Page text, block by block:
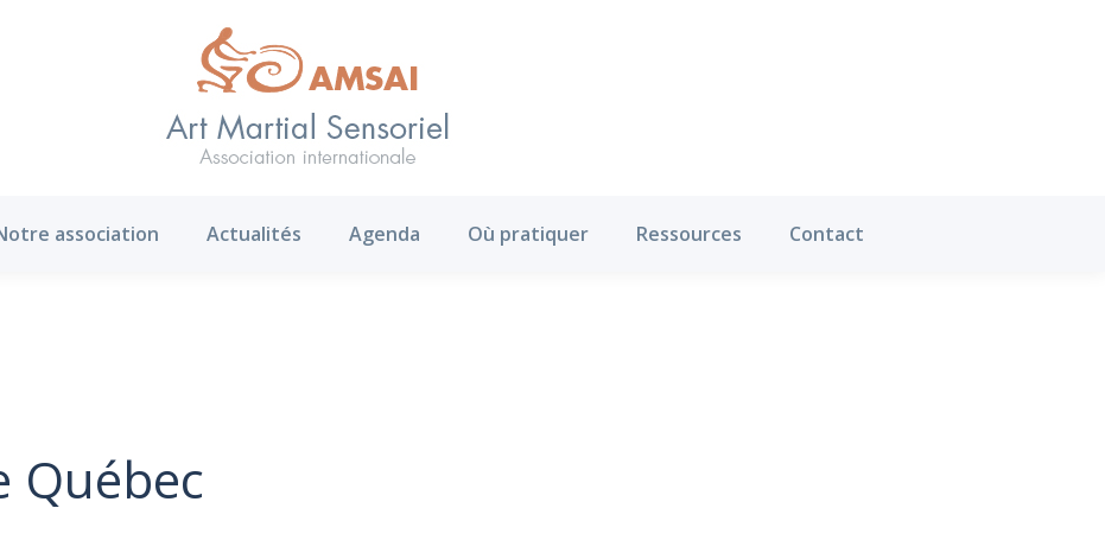
association Actualités Agenda Où pratiquer Ressources Contact
Québec
Notre association